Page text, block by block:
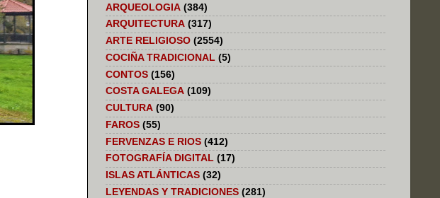
ARQUEOLOGIA (384)
ARQUITECTURA (317)
ARTE RELIGIOSO (2554)
COCIÑA TRADICIONAL (5)
CONTOS (156)
COSTA GALEGA (109)
CULTURA (90)
FAROS (55)
FERVENZAS E RIOS (412)
FOTOGRAFÍA DIGITAL (17)
ISLAS ATLÁNTICAS (32)
LEYENDAS Y TRADICIONES (281)